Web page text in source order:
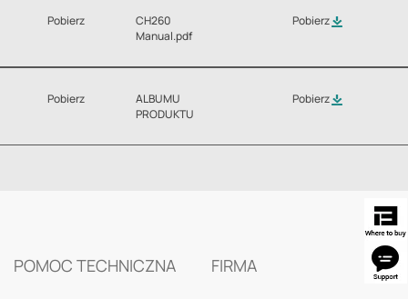
Pobierz
CH260
Manual.pdf
Pobierz
Pobierz
ALBUMU
PRODUKTU
Pobierz
POMOC TECHNICZNA FIRMA